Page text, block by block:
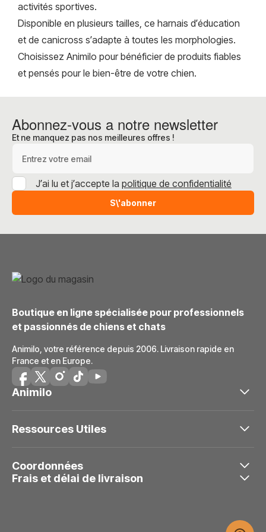
activités sportives.
Disponible en plusieurs tailles, ce harnais d’éducation
et de canicross s’adapte à toutes les morphologies.
Choisissez Animilo pour bénéficier de produits fiables
et pensés pour le bien-être de votre chien.
Abonnez-vous a notre newsletter
Et ne manquez pas nos meilleures offres !
S\'abonner
J’ai lu et j’accepte la politique de confidentialité
Boutique en ligne spécialisée pour professionnels
et passionnés de chiens et chats
Animilo, votre référence depuis 2006. Livraison rapide en
France et en Europe.
Animilo
Ressources Utiles
Coordonnées
Frais et délai de livraison